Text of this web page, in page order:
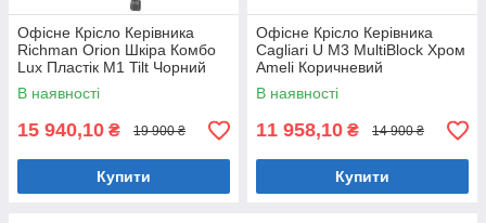
Офісне Крісло Керівника
Richman Orion Шкіра Комбо
Lux Пластік М1 Tilt Чорний
В наявності
15 940,10 ₴ 19 900 ₴
Купити
Офісне Крісло Керівника
Cagliari U М3 MultiBlock Хром
Ameli Коричневий
В наявності
11 958,10 ₴ 14 900 ₴
Купити